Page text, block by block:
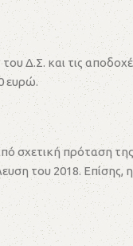
Δ.Σ. και τις
ευρώ.
σχετική πρόταση
του 2018.